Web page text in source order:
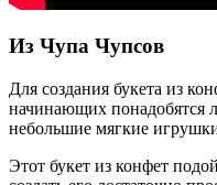
Из Чупа Чупсов
Для создания букета из
начинающих понадобятся
небольшие мягкие
Этот букет из конфет